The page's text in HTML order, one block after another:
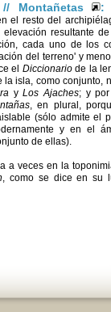
Montañetas :
el resto del
resultante
cada uno de los
del terreno' y
el Diccionariode la
la isla, como conjunto,
yLos Ajaches; y
, en plural,
(sólo admite el
y en el
de ellas).
a veces en la
, como se dice en su